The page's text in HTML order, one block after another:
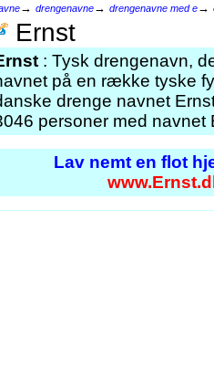
→ drengenavne→ drengenavne med e→
Ernst
: Tysk drengenavn,
på en række tyske
drenge navnet
personer med navnet
Lav nemt en flot